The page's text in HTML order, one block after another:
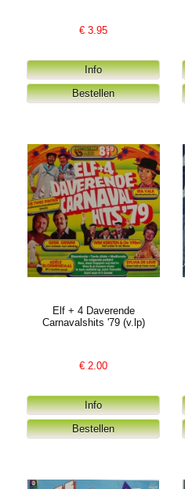
€3.95
Elf + 4 Daverende
Carnavalshits '79 (v.lp)
€ 2.00